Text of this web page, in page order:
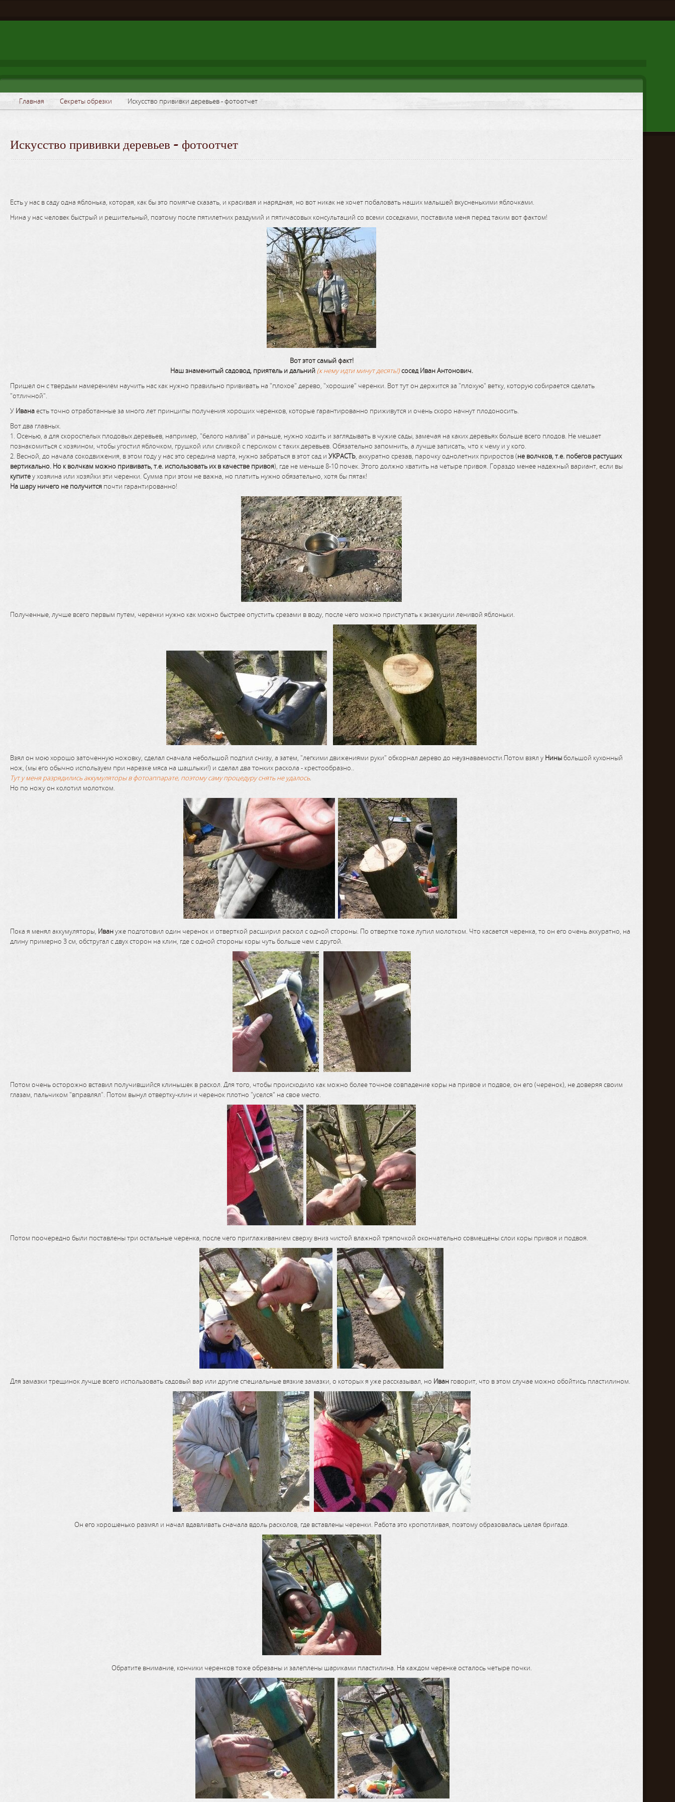
Главная Секреты обрезки Искусство прививки деревьев - фотоотчет
Искусство прививки деревьев - фотоотчет
Есть у нас в саду одна яблонька, которая, как бы это помягче сказать, и красивая и нарядная, но вот никак не хочет побаловать наших малышей вкусненькими яблочками.
Нина у нас человек быстрый и решительный, поэтому после пятилетних раздумий и пятичасовых консультаций со всеми соседками, поставила меня перед таким вот фактом!
Вот этот самый факт!
Наш знаменитый садовод, приятель и дальний (к нему идти минут десять!)сосед Иван Антонович.
Пришел он с твердым намерением научить нас как нужно правильно прививать на "плохое" дерево, "хорошие" черенки. Вот тут он держится за "плохую" ветку, которую собирается сделать
"отличной".
У Иванаесть точно отработанные за много лет принципы получения хороших черенков, которые гарантированно приживутся и очень скоро начнут плодоносить.
Вот два главных.
1. Осенью, а для скороспелых плодовых деревьев, например, "белого налива" и раньше, нужно ходить и заглядывать в чужие сады, замечая на каких деревьях больше всего плодов. Не мешает
познакомиться с хозяином, чтобы угостил яблочком, грушкой или сливкой с персиком с таких деревьев. Обязательно запомнить, а лучше записать, что к чему и у кого.
2. Весной, до начала сокодвижения, в этом году у нас это середина марта, нужно забраться в этот сад и УКРАСТЬ, аккуратно срезав, парочку однолетних приростов (не волчков, т.е. побегов растущих
вертикально. Но к волчкам можно прививать, т.е. использовать их в качестве привоя), где не меньше 8-10 почек. Этого должно хватить на четыре привоя. Гораздо менее надежный вариант, если вы
купитеу хозяина или хозяйки эти черенки. Сумма при этом не важна, но платить нужно обязательно, хотя бы пятак!
На шару ничего не получится почти гарантированно!
Полученные, лучше всего первым путем, черенки нужно как можно быстрее опустить срезами в воду, после чего можно приступать к экзекуции ленивой яблоньки.
Взял он мою хорошо заточенную ножовку, сделал сначала небольшой подпил снизу, а затем, "легкими движениями руки" обкорнал дерево до неузнаваемости.Потом взял у Ниныбольшой кухонный
нож, (мы его обычно используем при нарезке мяса на шашлыки!) и сделал два тонких раскола - крестообразно..
Тут у меня разрядились аккумуляторы в фотоаппарате, поэтому саму процедуру снять не удалось.
Но по ножу он колотил молотком.
Пока я менял аккумуляторы, Ивануже подготовил один черенок и отверткой расширил раскол с одной стороны. По отвертке тоже лупил молотком. Что касается черенка, то он его очень аккуратно, на
длину примерно 3 см, обстругал с двух сторон на клин, где с одной стороны коры чуть больше чем с другой.
Потом очень осторожно вставил получившийся клинышек в раскол. Для того, чтобы происходило как можно более точное совпадение коры на привое и подвое, он его (черенок), не доверяя своим
глазам, пальчиком "вправлял". Потом вынул отвертку-клин и черенок плотно "уселся" на свое место.
Потом поочередно были поставлены три остальные черенка, после чего приглаживанием сверху вниз чистой влажной тряпочкой окончательно совмещены слои коры привоя и подвоя.
Для замазки трещинок лучше всего использовать садовый вар или другие специальные вязкие замазки, о которых я уже рассказывал, но Иван говорит, что в этом случае можно обойтись пластилином.
Он его хорошенько размял и начал вдавливать сначала вдоль расколов, где вставлены черенки. Работа это кропотливая, поэтому образовалась целая бригада.
Обратите внимание, кончики черенков тоже обрезаны и залеплены шариками пластилина. На каждом черенке осталось четыре почки.